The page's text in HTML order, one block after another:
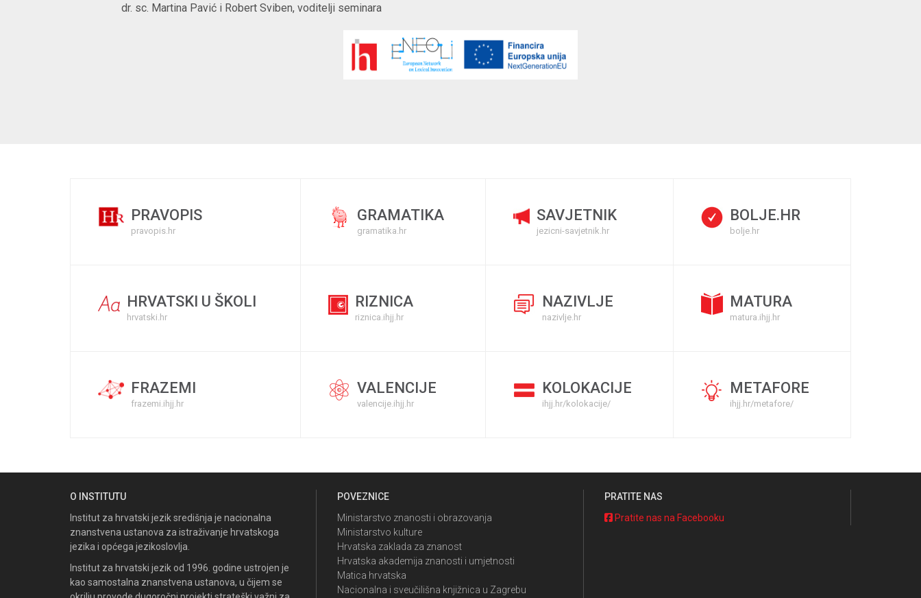
dr. sc. Martina Pavić i Robert Sviben, voditelji seminara
PRAVOPIS
pravopis.hr
GRAMATIKA
gramatika.hr
SAVJETNIK
jezicni-savjetnik.hr
BOLJE.HR
bolje.hr
HRVATSKI U ŠKOLI
hrvatski.hr
RIZNICA
riznica.ihjj.hr
NAZIVLJE
nazivlje.hr
MATURA
matura.ihjj.hr
FRAZEMI
frazemi.ihjj.hr
VALENCIJE
valencije.ihjj.hr
KOLOKACIJE
ihjj.hr/kolokacije/
METAFORE
ihjj.hr/metafore/
O INSTITUTU
Institut za hrvatski jezik središnja je nacionalna
znanstvena ustanova za istraživanje hrvatskoga
jezika i općega jezikoslovlja.
Institut za hrvatski jezik od 1996. godine ustrojen je
kao samostalna znanstvena ustanova, u čijem se
POVEZNICE
Ministarstvo znanosti i obrazovanja
Ministarstvo kulture
Hrvatska zaklada za znanost
Hrvatska akademija znanosti i umjetnosti
Matica hrvatska
Nacionalna i sveučilišna knjižnica u Zagrebu
PRATITE NAS
Pratite nas na Facebooku